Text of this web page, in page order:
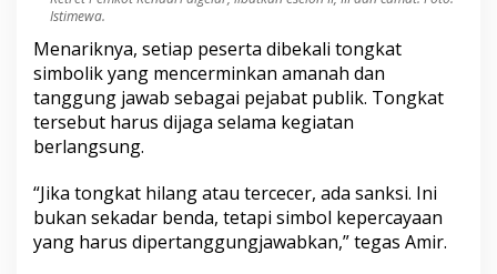
Istimewa.
Menariknya, setiap peserta dibekali tongkat
simbolik yang mencerminkan amanah dan
tanggung jawab sebagai pejabat publik. Tongkat
tersebut harus dijaga selama kegiatan
berlangsung.
“Jika tongkat hilang atau tercecer, ada sanksi. Ini
bukan sekadar benda, tetapi simbol kepercayaan
yang harus dipertanggungjawabkan,” tegas Amir.